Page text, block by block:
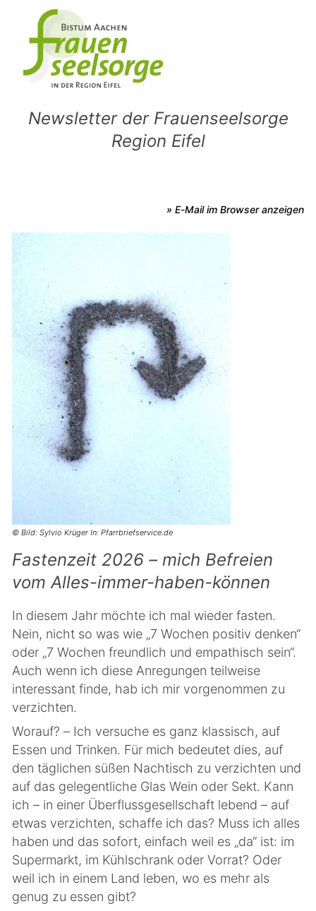
Newsletter der Frauenseelsorge
Region Eifel
» E-Mail im Browser anzeigen
© Bild: Sylvio Krüger In: Pfarrbriefservice.de
Fastenzeit 2026 – mich Befreien
vom Alles-immer-haben-können
In diesem Jahr möchte ich mal wieder fasten.
Nein, nicht so was wie „7 Wochen positiv denken“
oder „7 Wochen freundlich und empathisch sein“.
Auch wenn ich diese Anregungen teilweise
interessant finde, hab ich mir vorgenommen zu
verzichten.
Worauf? – Ich versuche es ganz klassisch, auf
Essen und Trinken. Für mich bedeutet dies, auf
den täglichen süßen Nachtisch zu verzichten und
auf das gelegentliche Glas Wein oder Sekt. Kann
ich – in einer Überflussgesellschaft lebend – auf
etwas verzichten, schaffe ich das? Muss ich alles
haben und das sofort, einfach weil es „da“ ist: im
Supermarkt, im Kühlschrank oder Vorrat? Oder
weil ich in einem Land leben, wo es mehr als
genug zu essen gibt?